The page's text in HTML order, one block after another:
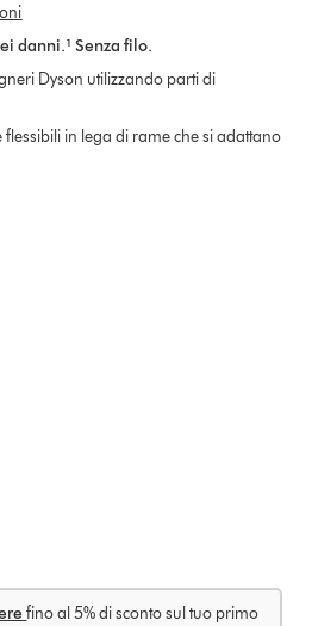
fino al 5% di sconto sul tuo primo
danni.¹ Senza filo.
Dyson utilizzando parti di
flessibili in lega di rame che si adattano